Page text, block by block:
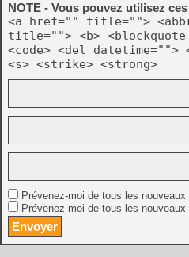
NOTE - Vous pouvez utilisez
<a href="" title="">
title=""> <b>
<code> <del datetime="">
<s> <strike> <strong>
Prévenez-moi de tous les
Prévenez-moi de tous les